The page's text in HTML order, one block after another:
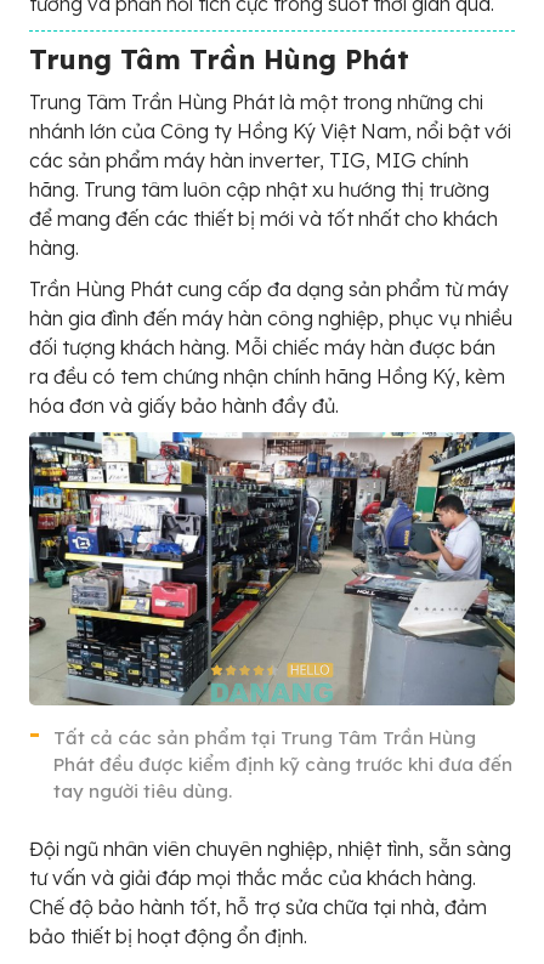
Trung Tâm Trần Hùng Phát
Trung Tâm Trần Hùng Phát là một trong những chi
nhánh lớn của Công ty Hồng Ký Việt Nam, nổi bật với
các sản phẩm máy hàn inverter, TIG, MIG chính
hãng. Trung tâm luôn cập nhật xu hướng thị trường
để mang đến các thiết bị mới và tốt nhất cho khách
hàng.
Trần Hùng Phát cung cấp đa dạng sản phẩm từ máy
hàn gia đình đến máy hàn công nghiệp, phục vụ nhiều
đối tượng khách hàng. Mỗi chiếc máy hàn được bán
ra đều có tem chứng nhận chính hãng Hồng Ký, kèm
hóa đơn và giấy bảo hành đầy đủ.
Tất cả các sản phẩm tại Trung Tâm Trần Hùng
Phát đều được kiểm định kỹ càng trước khi đưa đến
tay người tiêu dùng.
Đội ngũ nhân viên chuyên nghiệp, nhiệt tình, sẵn sàng
tư vấn và giải đáp mọi thắc mắc của khách hàng.
Chế độ bảo hành tốt, hỗ trợ sửa chữa tại nhà, đảm
bảo thiết bị hoạt động ổn định.